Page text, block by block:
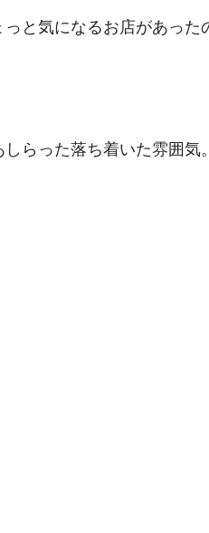
と気になるお店があった
らった落ち着いた雰囲気。